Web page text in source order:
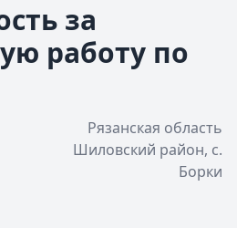
за
работу по
Рязанская область
Шиловский район, с.
Борки